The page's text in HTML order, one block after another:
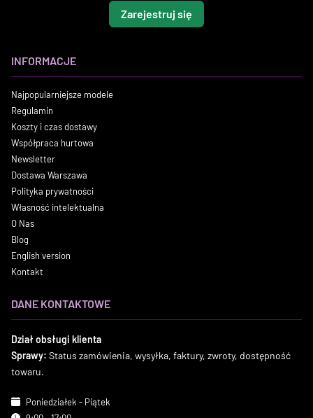
Zarejestruj się
INFORMACJE
Najpopularniejsze modele
Regulamin
Koszty i czas dostawy
Współpraca hurtowa
Newsletter
Dostawa Warszawa
Polityka prywatności
Własność intelektualna
O Nas
Blog
English version
Kontakt
DANE KONTAKTOWE
Dział obsługi klienta
Sprawy: Status zamówienia, wysyłka, faktury, zwroty, dostępność
towaru.
Poniedziałek - Piątek